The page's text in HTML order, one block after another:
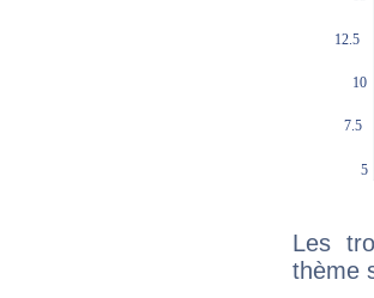
Les
thème